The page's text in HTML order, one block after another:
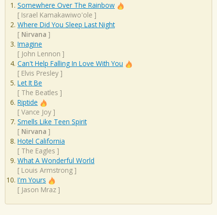
Somewhere Over The Rainbow
[ Israel Kamakawiwo'ole ]
Where Did You Sleep Last Night
[ Nirvana ]
Imagine
[ John Lennon ]
Can't Help Falling In Love With You
[ Elvis Presley ]
Let It Be
[ The Beatles ]
Riptide
[ Vance Joy ]
Smells Like Teen Spirit
[ Nirvana ]
Hotel California
[ The Eagles ]
What A Wonderful World
[ Louis Armstrong ]
I'm Yours
[ Jason Mraz ]